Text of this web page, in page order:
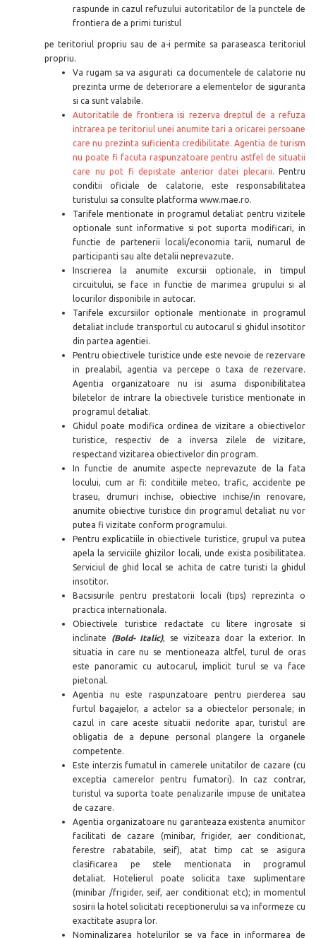
raspunde in cazul refuzului autoritatilor de la punctele de
frontiera de a primi turistul
pe teritoriul propriu sau de a-i permite sa paraseasca teritoriul
propriu.
Va rugam sa va asigurati ca documentele de calatorie nu
prezinta urme de deteriorare a elementelor de siguranta
si ca sunt valabile.
Autoritatile de frontiera isi rezerva dreptul de a refuza
intrarea pe teritoriul unei anumite tari a oricarei persoane
care nu prezinta suficienta credibilitate. Agentia de turism
nu poate fi facuta raspunzatoare pentru astfel de situatii
care nu pot fi depistate anterior datei plecarii. Pentru
conditii oficiale de calatorie, este responsabilitatea
turistului sa consulte platforma www.mae.ro.
Tarifele mentionate in programul detaliat pentru vizitele
optionale sunt informative si pot suporta modificari, in
functie de partenerii locali/economia tarii, numarul de
participanti sau alte detalii neprevazute.
Inscrierea la anumite excursii optionale, in timpul
circuitului, se face in functie de marimea grupului si al
locurilor disponibile in autocar.
Tarifele excursiilor optionale mentionate in programul
detaliat include transportul cu autocarul si ghidul insotitor
din partea agentiei.
Pentru obiectivele turistice unde este nevoie de rezervare
in prealabil, agentia va percepe o taxa de rezervare.
Agentia organizatoare nu isi asuma disponibilitatea
biletelor de intrare la obiectivele turistice mentionate in
programul detaliat.
Ghidul poate modifica ordinea de vizitare a obiectivelor
turistice, respectiv de a inversa zilele de vizitare,
respectand vizitarea obiectivelor din program.
In functie de anumite aspecte neprevazute de la fata
locului, cum ar fi: conditiile meteo, trafic, accidente pe
traseu, drumuri inchise, obiective inchise/in renovare,
anumite obiective turistice din programul detaliat nu vor
putea fi vizitate conform programului.
Pentru explicatiile in obiectivele turistice, grupul va putea
apela la serviciile ghizilor locali, unde exista posibilitatea.
Serviciul de ghid local se achita de catre turisti la ghidul
insotitor.
Bacsisurile pentru prestatorii locali (tips) reprezinta o
practica internationala.
Obiectivele turistice redactate cu litere ingrosate si
inclinate
(Bold- Italic), se viziteaza doar la exterior. In
situatia in care nu se mentioneaza altfel, turul de oras
este panoramic cu autocarul, implicit turul se va face
pietonal.
Agentia nu este raspunzatoare pentru pierderea sau
furtul bagajelor, a actelor sa a obiectelor personale; in
cazul in care aceste situatii nedorite apar, turistul are
obligatia de a depune personal plangere la organele
competente.
Este interzis fumatul in camerele unitatilor de cazare (cu
exceptia camerelor pentru fumatori). In caz contrar,
turistul va suporta toate penalizarile impuse de unitatea
de cazare.
Agentia organizatoare nu garanteaza existenta anumitor
facilitati de cazare (minibar, frigider, aer conditionat,
ferestre rabatabile, seif), atat timp cat se asigura
clasificarea pe stele mentionata in programul
detaliat. Hotelierul poate solicita taxe suplimentare
(minibar /frigider, seif, aer conditionat etc); in momentul
sosirii la hotel solicitati receptionerului sa va informeze cu
exactitate asupra lor.
Nominalizarea hotelurilor se va face in informarea de